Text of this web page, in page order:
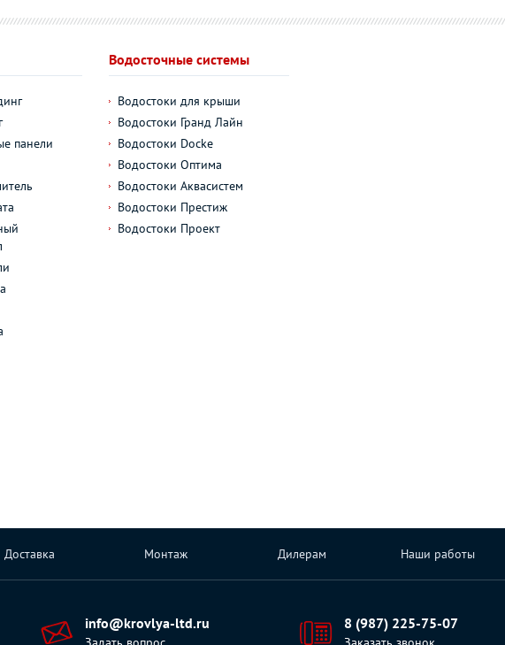
панели
Водосточные системы
Водостоки для крыши
Водостоки Гранд Лайн
Водостоки Docke
Водостоки Оптима
Водостоки Аквасистем
Водостоки Престиж
Водостоки Проект
Доставка Монтаж Дилерам Наши работы
info@krovlya-ltd.ru 8 (987) 225-75-07